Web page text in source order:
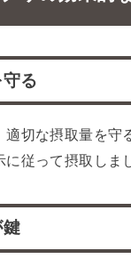
る
適切な摂取量を
従って摂取しま
鍵